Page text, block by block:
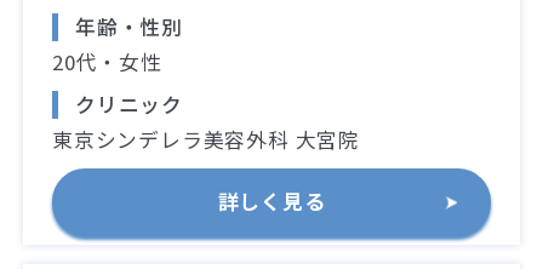
年齢・性別
20代・女性
クリニック
東京シンデレラ美容外科 大宮院
詳しく見る